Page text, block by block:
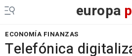
europa
ECONOMÍA FINANZAS
Telefónica